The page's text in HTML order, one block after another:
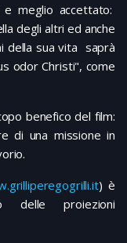
meglio accettato:
degli altri ed anche
della sua vita saprà
odor Christi", come
benefico del film:
di una missione in
) è
delle proiezioni